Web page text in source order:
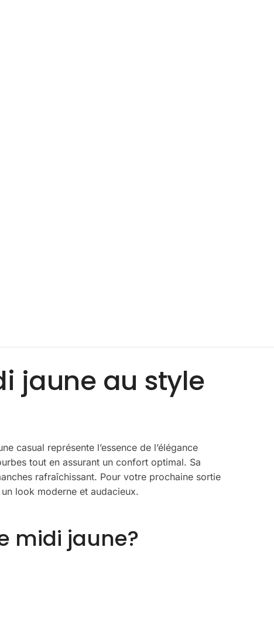
jaune au style
casual représente l’essence de l’élégance
tout en assurant un confort optimal. Sa
rafraîchissant. Pour votre prochaine sortie
look moderne et audacieux.
midi jaune?